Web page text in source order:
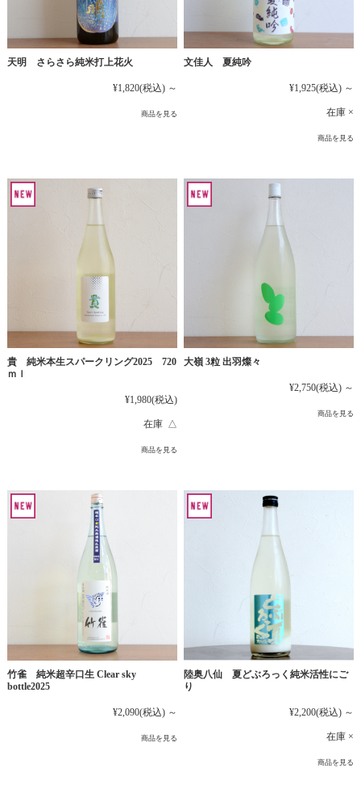
天明 さらさら純米打上花火
¥1,820(税込) ～
商品を見る
文佳人 夏純吟
¥1,925(税込) ～
在庫 ×
商品を見る
貴 純米本生スパークリング2025 720
ｍｌ
¥1,980(税込)
在庫 △
商品を見る
大嶺 3粒 出羽燦々
¥2,750(税込) ～
商品を見る
竹雀 純米超辛口生 Clear sky
bottle2025
¥2,090(税込) ～
商品を見る
陸奥八仙 夏どぶろっく純米活性にご
り
¥2,200(税込) ～
在庫 ×
商品を見る